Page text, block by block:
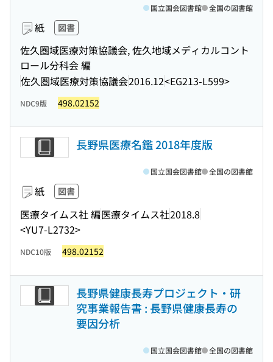
紙 図書
佐久圏域医療対策協議会, 佐久地域メディカルコント
ロール分科会 編
佐久圏域医療対策協議会2016.12<EG213-L599>
国立国会図書館 全国の図書館
NDC9版 498.02152
長野県医療名鑑 2018年度版
紙 図書
医療タイムス社 編医療タイムス社2018.8
<YU7-L2732>
国立国会図書館 全国の図書館
NDC10版 498.02152
長野県健康長寿プロジェクト・研
究事業報告書 : 長野県健康長寿の
要因分析
国立国会図書館 全国の図書館